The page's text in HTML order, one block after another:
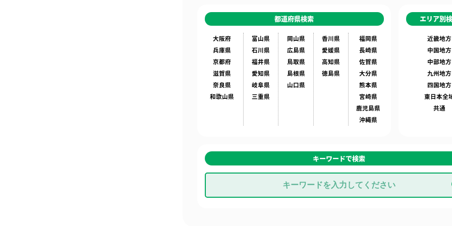
都道府県検索
大阪府
兵庫県
京都府
滋賀県
奈良県
和歌山県
富山県
石川県
福井県
愛知県
岐阜県
三重県
岡山県
広島県
鳥取県
島根県
山口県
香川県
愛媛県
高知県
徳島県
福岡県
長崎県
佐賀県
大分県
熊本県
宮崎県
鹿児島県
沖縄県
エリア別
近畿地方
中国地方
中部地方
九州地方
四国地方
東日本全
共通
キーワードで検索